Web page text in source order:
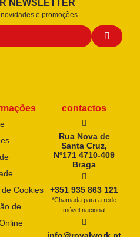
NEWSLETTER
e promoções
Cookies
de
contactos
Rua Nova de
Santa Cruz,
Nº171 4710-409
Braga
+351 935 863 121
*Chamada para a rede
móvel nacional